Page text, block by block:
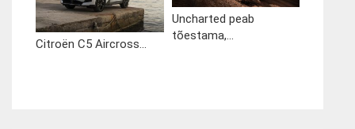
Citroën C5 Aircross...
Uncharted peab
tõestama,...